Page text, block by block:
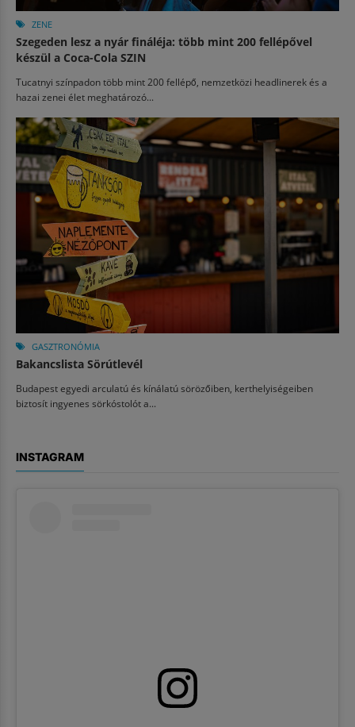
ZENE
Szegeden lesz a nyár fináléja: több mint 200 fellépővel
készül a Coca-Cola SZIN
Tucatnyi színpadon több mint 200 fellépő, nemzetközi headlinerek és a
hazai zenei élet meghatározó...
GASZTRONÓMIA
Bakancslista Sörútlevél
Budapest egyedi arculatú és kínálatú sörözőiben, kerthelyiségeiben
biztosít ingyenes sörkóstolót a...
INSTAGRAM